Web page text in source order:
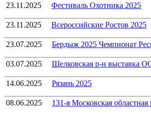
23.11.2025 Фестиваль Охотника 2025
23.11.2025 Всероссийские Ростов 2025
23.07.2025 Бердыж 2025 Чемпионат
03.07.2025 Щелковская р-н выставка
14.06.2025 Рязань 2025
08.06.2025 131-я Московская